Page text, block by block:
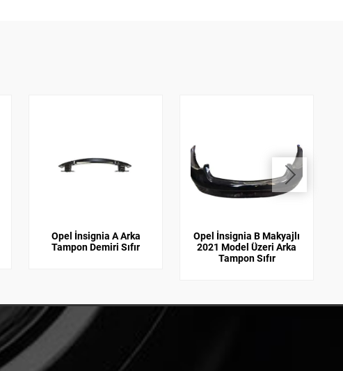
Opel İnsignia A Arka
Tampon Demiri Sıfır
Opel İnsignia B Makyajlı
2021 Model Üzeri Arka
Tampon Sıfır